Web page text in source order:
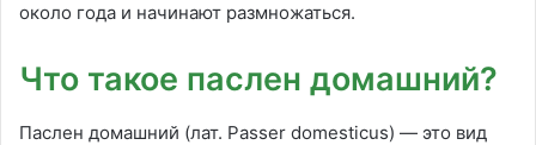
около года и начинают размножаться.
Что такое паслен домашний?
Паслен домашний (лат. Passer domesticus) — это вид